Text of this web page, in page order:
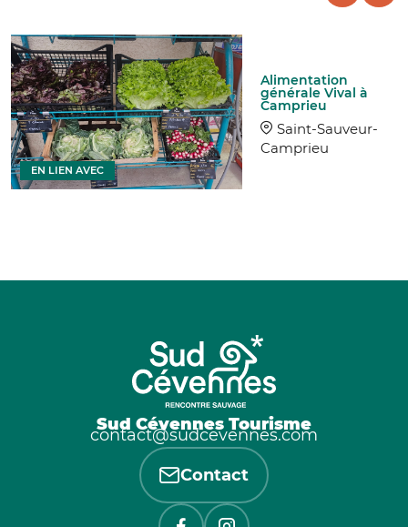
Alimentation
générale Vival à
Camprieu
Saint-Sauveur-
Camprieu
EN LIEN AVEC
Sud Cévennes Tourisme
contact@sudcevennes.com
Contact